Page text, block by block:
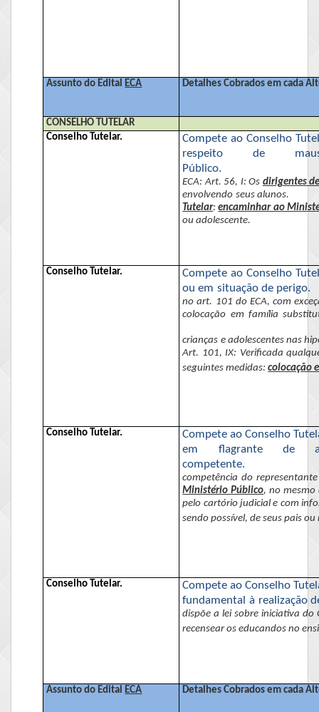
Assunto do EditalECA Detalhes Cobrados em cada
CONSELHO TUTELAR
Conselho Tutelar.
Compete ao Conselho
respeito de
Público.
ECA: Art. 56, I: Os dirigentes
envolvendo seus alunos.
Tutelar:encaminhar ao
ou adolescente.
Conselho Tutelar.
Compete ao Conselho
ou em situação de perigo.
no art. 101 do ECA, com
colocação em família
crianças e adolescentes nas
Art. 101, IX: Verificada
seguintes medidas:colocação
Conselho Tutelar.
Compete ao Conselho
em flagrante de
competente.
competência do
Ministério Público, no mesmo
pelo cartório judicial e com
sendo possível, de seus pais
Conselho Tutelar.
Compete ao Conselho
fundamental à realização
dispõe a lei sobre iniciativa
recensear os educandos no
Assunto do EditalECA Detalhes Cobrados em cada